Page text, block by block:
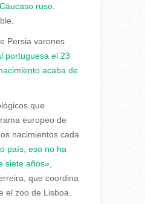
ruso,
Persia varones
portuguesa el 23
acaba de
que
europeo de
nacimientos cada
país, eso no ha
siete años»,
que coordina
el zoo de Lisboa.